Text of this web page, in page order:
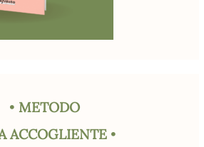
• METODO
ACCOGLIENTE •